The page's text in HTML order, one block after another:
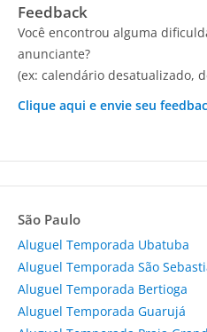
Feedback
Você encontrou alguma
anunciante?
(ex: calendário desatualizado,
Clique aqui e envie seu
São Paulo
Aluguel Temporada Ubatuba
Aluguel Temporada São
Aluguel Temporada Bertioga
Aluguel Temporada Guarujá